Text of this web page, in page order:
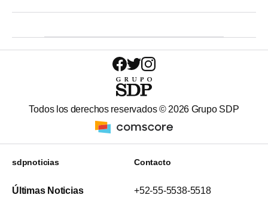
Todos los derechos reservados © 2026 Grupo SDP
sdpnoticias
Últimas Noticias
Contacto
+52-55-5538-5518